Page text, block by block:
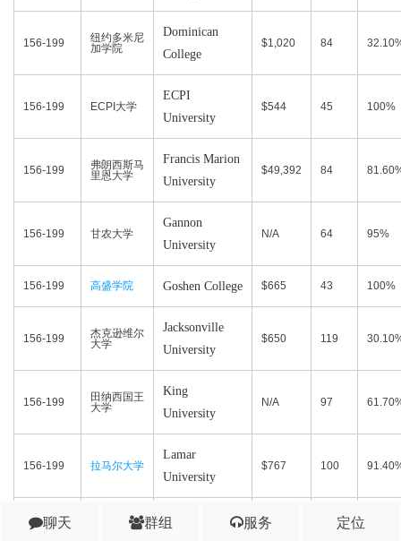
156-199
纽约多米尼
加学院
Dominican
College
$1,020 84
156-199 ECPI大学
ECPI
University
$544 45 100%
156-199
弗朗西斯马
里恩大学
Francis Marion
University
$49,392 84
156-199 甘农大学
Gannon
University
N/A 64 95%
156-199 高盛学院 Goshen College $665 43 100%
156-199
杰克逊维尔
大学
Jacksonville
University
$650 119
156-199
田纳西国王
大学
King
University
N/A 97
156-199 拉马尔大学
Lamar
University
$767 100
156-199 劳洛施大学
La Roche
$755 177
聊天 群组 服务 定位